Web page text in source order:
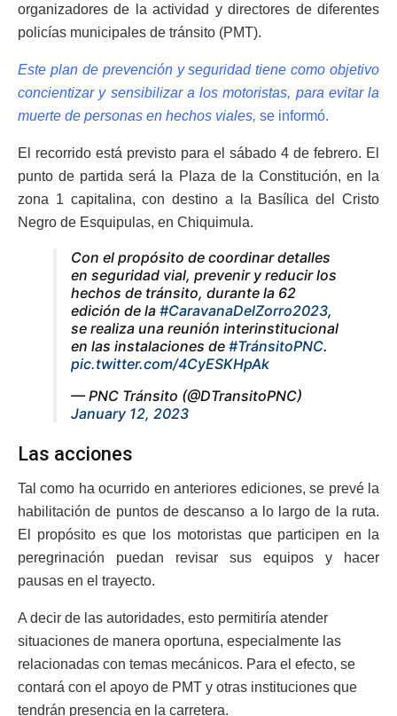
organizadores de la actividad y directores de diferentes
policías municipales de tránsito (PMT).
Este plan de prevención y seguridad tiene como objetivo
concientizar y sensibilizar a los motoristas, para evitar la
muerte de personas en hechos viales, se informó.
El recorrido está previsto para el sábado 4 de febrero. El
punto de partida será la Plaza de la Constitución, en la
zona 1 capitalina, con destino a la Basílica del Cristo
Negro de Esquipulas, en Chiquimula.
Con el propósito de coordinar detalles
en seguridad vial, prevenir y reducir los
hechos de tránsito, durante la 62
edición de la #CaravanaDelZorro2023,
se realiza una reunión interinstitucional
en las instalaciones de #TránsitoPNC.
pic.twitter.com/4CyESKHpAk
— PNC Tránsito (@DTransitoPNC)
January 12, 2023
Las acciones
Tal como ha ocurrido en anteriores ediciones, se prevé la
habilitación de puntos de descanso a lo largo de la ruta.
El propósito es que los motoristas que participen en la
peregrinación puedan revisar sus equipos y hacer
pausas en el trayecto.
A decir de las autoridades, esto permitiría atender
situaciones de manera oportuna, especialmente las
relacionadas con temas mecánicos. Para el efecto, se
contará con el apoyo de PMT y otras instituciones que
tendrán presencia en la carretera.